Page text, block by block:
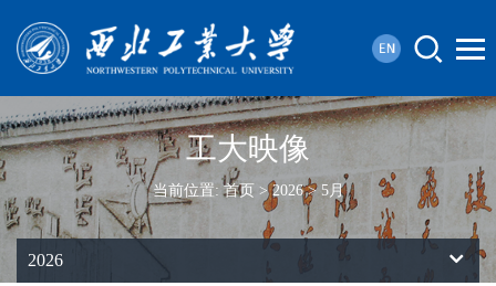
工大映像
当前位置:首页 >2026> 5月
2026